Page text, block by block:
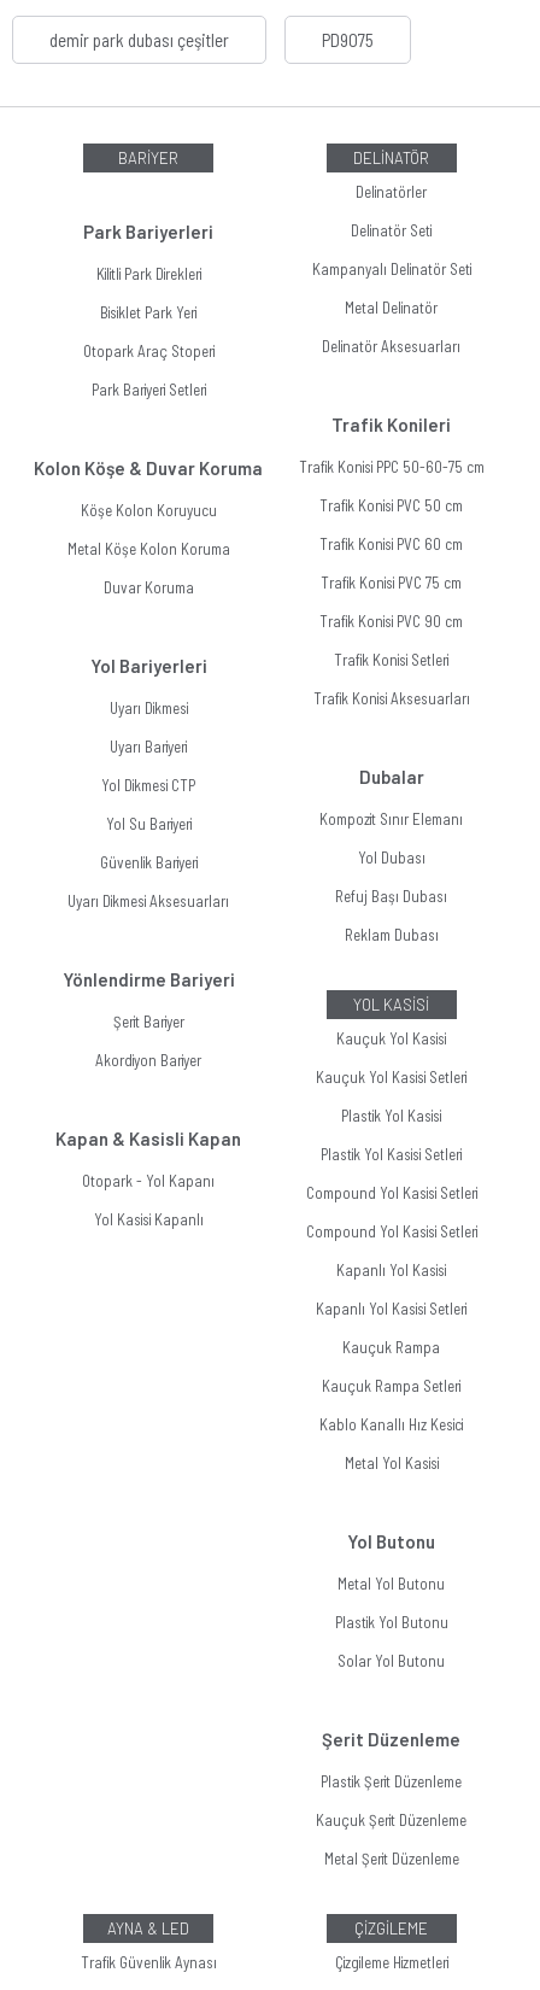
demir park dubası çeşitler PD9075
BARİYER
Park Bariyerleri
Kilitli Park Direkleri
Bisiklet Park Yeri
Otopark Araç Stoperi
Park Bariyeri Setleri
Kolon Köşe & Duvar Koruma
Köşe Kolon Koruyucu
Metal Köşe Kolon Koruma
Duvar Koruma
Yol Bariyerleri
Uyarı Dikmesi
Uyarı Bariyeri
Yol Dikmesi CTP
Yol Su Bariyeri
Güvenlik Bariyeri
Uyarı Dikmesi Aksesuarları
Yönlendirme Bariyeri
Şerit Bariyer
Akordiyon Bariyer
Kapan & Kasisli Kapan
Otopark - Yol Kapanı
Yol Kasisi Kapanlı
DELİNATÖR
Delinatörler
Delinatör Seti
Kampanyalı Delinatör Seti
Metal Delinatör
Delinatör Aksesuarları
Trafik Konileri
Trafik Konisi PPC 50-60-75 cm
Trafik Konisi PVC 50 cm
Trafik Konisi PVC 60 cm
Trafik Konisi PVC 75 cm
Trafik Konisi PVC 90 cm
Trafik Konisi Setleri
Trafik Konisi Aksesuarları
Dubalar
Kompozit Sınır Elemanı
Yol Dubası
Refuj Başı Dubası
Reklam Dubası
YOL KASİSİ
Kauçuk Yol Kasisi
Kauçuk Yol Kasisi Setleri
Plastik Yol Kasisi
Plastik Yol Kasisi Setleri
Compound Yol Kasisi Setleri
Compound Yol Kasisi Setleri
Kapanlı Yol Kasisi
Kapanlı Yol Kasisi Setleri
Kauçuk Rampa
Kauçuk Rampa Setleri
Kablo Kanallı Hız Kesici
Metal Yol Kasisi
Yol Butonu
Metal Yol Butonu
Plastik Yol Butonu
Solar Yol Butonu
Şerit Düzenleme
Plastik Şerit Düzenleme
Kauçuk Şerit Düzenleme
Metal Şerit Düzenleme
AYNA & LED
Trafik Güvenlik Aynası
ÇİZGİLEME
Çizgileme Hizmetleri